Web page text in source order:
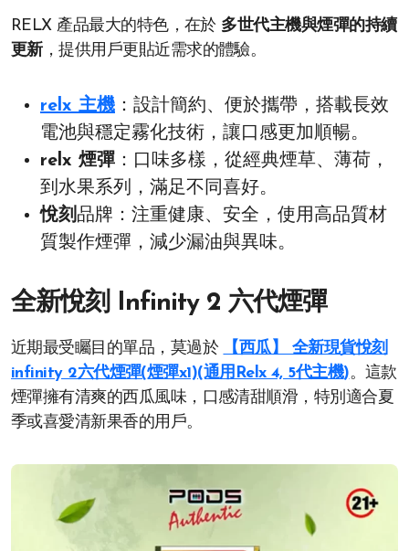
RELX 產品最大的特色，在於 多世代主機與煙彈的持續
更新，提供用戶更貼近需求的體驗。
relx 主機 ：設計簡約、便於攜帶，搭載長效
電池與穩定霧化技術，讓口感更加順暢。
relx 煙彈 ：口味多樣，從經典煙草、薄荷，
到水果系列，滿足不同喜好。
悅刻品牌：注重健康、安全，使用高品質材
質製作煙彈，減少漏油與異味。
全新悅刻 Infinity 2 六代煙彈
近期最受矚目的單品，莫過於
【西瓜】 全新現貨悅刻
infinity 2六代煙彈(煙彈x1)(通用Relx 4, 5代主機)。這款
煙彈擁有清爽的西瓜風味，口感清甜順滑，特別適合夏
季或喜愛清新果香的用戶。